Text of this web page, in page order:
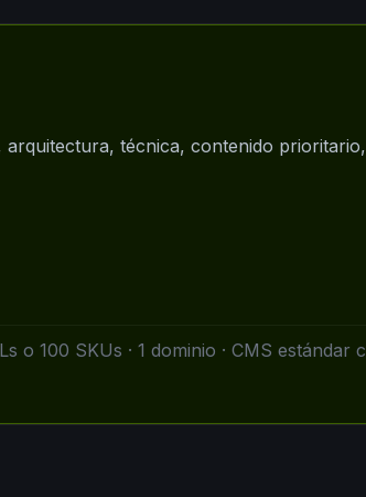
técnica, contenido
100 SKUs · 1 dominio · CMS estándar